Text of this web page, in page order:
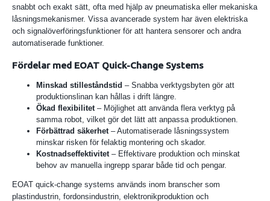
snabbt och exakt sätt, ofta med hjälp av pneumatiska eller mekaniska
låsningsmekanismer. Vissa avancerade system har även elektriska
och signalöverföringsfunktioner för att hantera sensorer och andra
automatiserade funktioner.
Fördelar med EOAT Quick-Change Systems
Minskad stilleståndstid – Snabba verktygsbyten gör att
produktionslinan kan hållas i drift längre.
Ökad flexibilitet – Möjlighet att använda flera verktyg på
samma robot, vilket gör det lätt att anpassa produktionen.
Förbättrad säkerhet – Automatiserade låsningssystem
minskar risken för felaktig montering och skador.
Kostnadseffektivitet – Effektivare produktion och minskat
behov av manuella ingrepp sparar både tid och pengar.
EOAT quick-change systems används inom branscher som
plastindustrin, fordonsindustrin, elektronikproduktion och